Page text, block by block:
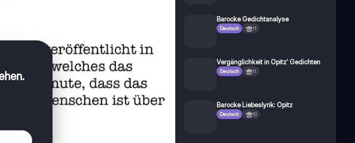
.
Barocke Gedichtanalyse
Deutsch 11
Vergänglichkeit in Opitz' Gedichten
Deutsch 11
Barocke Liebeslyrik: Opitz
Deutsch 10